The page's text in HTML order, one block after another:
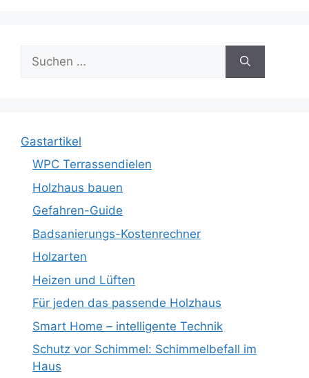
nach:
Gastartikel
WPC Terrassendielen
Holzhaus bauen
Gefahren-Guide
Badsanierungs-Kostenrechner
Holzarten
Heizen und Lüften
Für jeden das passende Holzhaus
Smart Home – intelligente Technik
Schutz vor Schimmel: Schimmelbefall im
Haus